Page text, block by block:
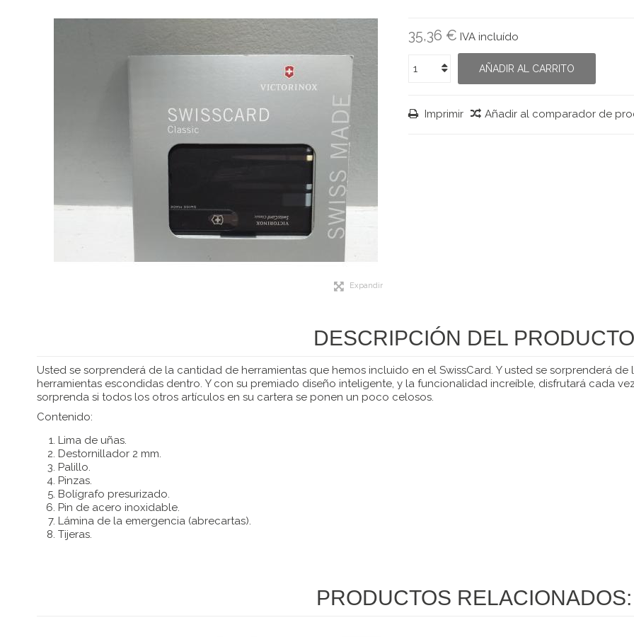
Expandir
35,36 € IVA incluído
AÑADIR AL CARRITO
Imprimir Añadir al comparador de
DESCRIPCIÓN DEL PRODUCTO
Usted se sorprenderá de la cantidad de herramientas que hemos incluido en el SwissCard. Y usted se sorprenderá
herramientas escondidas dentro. Y con su premiado diseño inteligente, y la funcionalidad increíble, disfrutará cada
sorprenda si todos los otros artículos en su cartera se ponen un poco celosos.
Contenido:
Lima de uñas.
Destornillador 2 mm.
Palillo.
Pinzas.
Bolígrafo presurizado.
Pin de acero inoxidable.
Lámina de la emergencia (abrecartas).
Tijeras.
PRODUCTOS RELACIONADOS: